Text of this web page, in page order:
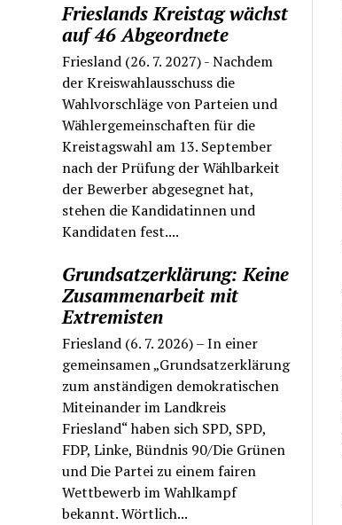
Frieslands Kreistag wächst
auf 46 Abgeordnete
Friesland (26. 7. 2027) - Nachdem
der Kreiswahlausschuss die
Wahlvorschläge von Parteien und
Wählergemeinschaften für die
Kreistagswahl am 13. September
nach der Prüfung der Wählbarkeit
der Bewerber abgesegnet hat,
stehen die Kandidatinnen und
Kandidaten fest....
Grundsatzerklärung: Keine
Zusammenarbeit mit
Extremisten
Friesland (6. 7. 2026) – In einer
gemeinsamen „Grundsatzerklärung
zum anständigen demokratischen
Miteinander im Landkreis
Friesland“ haben sich SPD, SPD,
FDP, Linke, Bündnis 90/Die Grünen
und Die Partei zu einem fairen
Wettbewerb im Wahlkampf
bekannt. Wörtlich...